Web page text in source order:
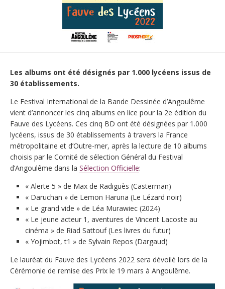
Les albums ont été désignés par 1.000 lycéens issus de
30 établissements.
Le Festival International de la Bande Dessinée d’Angoulême
vient d’annoncer les cinq albums en lice pour la 2e édition du
Fauve des Lycéens. Ces cinq BD ont été désignées par 1.000
lycéens, issus de 30 établissements à travers la France
métropolitaine et d’Outre-mer, après la lecture de 10 albums
choisis par le Comité de sélection Général du Festival
d’Angoulême dans la Sélection Officielle:
« Alerte 5 » de Max de Radiguès (Casterman)
« Daruchan » de Lemon Haruna (Le Lézard noir)
« Le grand vide » de Léa Murawiec (2024)
« Le jeune acteur 1, aventures de Vincent Lacoste au
cinéma » de Riad Sattouf (Les livres du futur)
« Yojimbot, t1 » de Sylvain Repos (Dargaud)
Le lauréat du Fauve des Lycéens 2022 sera dévoilé lors de la
Cérémonie de remise des Prix le 19 mars à Angoulême.